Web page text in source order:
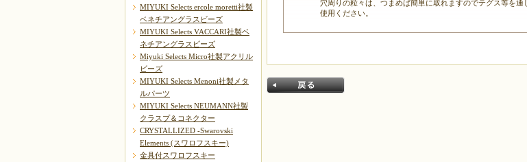
穴周りの粒々は、つまめば簡単に取れますのでテグス等を通
使用ください。
MIYUKI Selects ercole moretti社製
ベネチアングラスビーズ
MIYUKI Selects VACCARI社製ベ
ネチアングラスビーズ
Miyuki Selects Micro社製アクリル
ビーズ
MIYUKI Selects Menoni社製メタ
ルパーツ
MIYUKI Selects NEUMANN社製
クラスプ＆コネクター
CRYSTALLIZED -Swarovski
Elements (スワロフスキー)
金具付スワロフスキー